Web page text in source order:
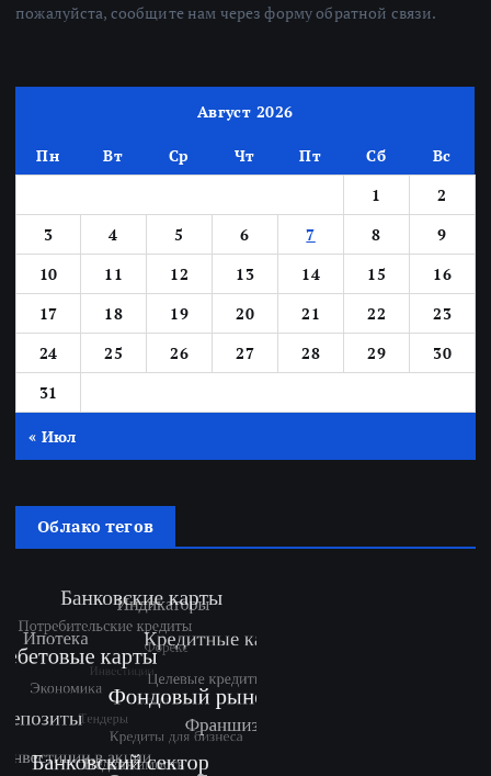
пожалуйста, сообщите нам через форму обратной связи.
Август 2026
Пн Вт Ср Чт Пт Сб
Вс
1
2
3
4 5 6 7 8
9
10
11 12 13 14 15
16
17
18 19 20 21 22
23
24
25 26 27 28 29
30
31
« Июл
Облако тегов